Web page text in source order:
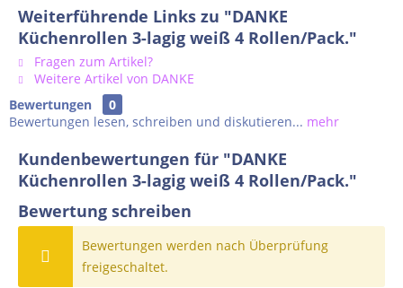
Weiterführende Links zu "DANKE
Küchenrollen 3-lagig weiß 4 Rollen/Pack."
Fragen zum Artikel?
Weitere Artikel von DANKE
Bewertungen
0
Bewertungen lesen, schreiben und diskutieren... mehr
Kundenbewertungen für "DANKE
Küchenrollen 3-lagig weiß 4 Rollen/Pack."
Bewertung schreiben
Bewertungen werden nach Überprüfung
freigeschaltet.